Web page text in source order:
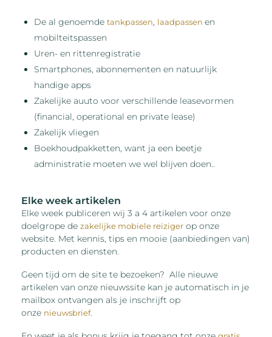
De al genoemdetankpassen, laadpassenen
mobilteitspassen
Uren- en rittenregistratie
Smartphones, abonnementen en natuurlijk
handige apps
Zakelijke auuto voor verschillende leasevormen
(financial, operational en private lease)
Zakelijk vliegen
Boekhoudpakketten, want ja een beetje
administratie moeten we wel blijven doen..
Elke week artikelen
Elke week publiceren wij 3 a 4 artikelen voor onze
doelgrope dezakelijke mobiele reiziger op onze
website. Met kennis, tips en mooie (aanbiedingen van)
producten en diensten.
Geen tijd om de site te bezoeken? Alle nieuwe
artikelen van onze nieuwssite kan je automatisch in je
mailbox ontvangen als je inschrijft op
onze nieuwsbrief.